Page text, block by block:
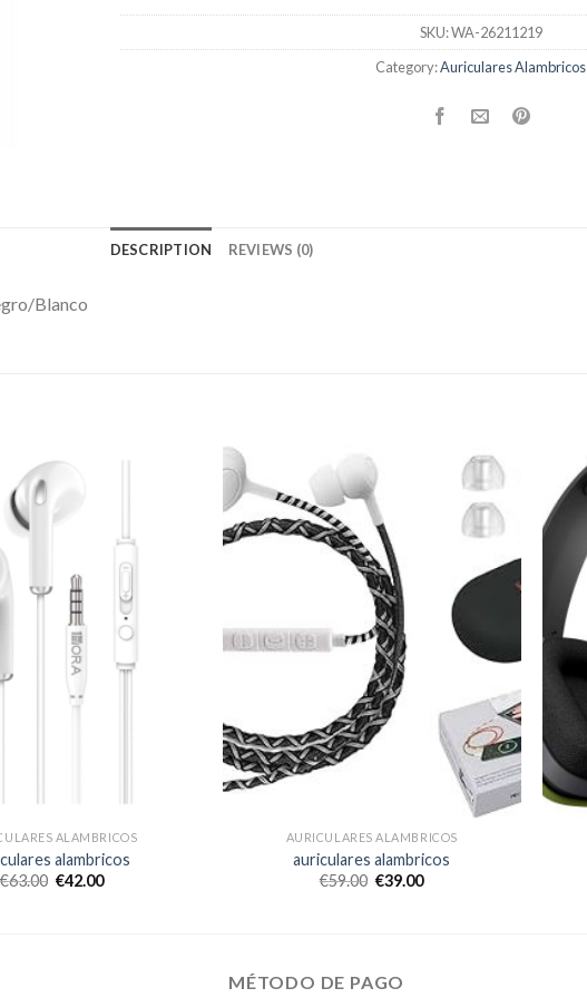
SKU:WA-26211219
Category:Auriculares Alambricos
DESCRIPTION REVIEWS (0)
Blanco
ALAMBRICOS
alambricos
€63.00 €42.00
AURICULARES ALAMBRICOS
auriculares alambricos
€59.00 €39.00
MÉTODO DE PAGO